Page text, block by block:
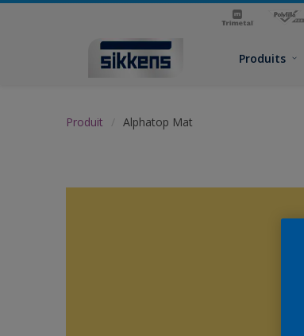
Produits
Produit Alphatop Mat